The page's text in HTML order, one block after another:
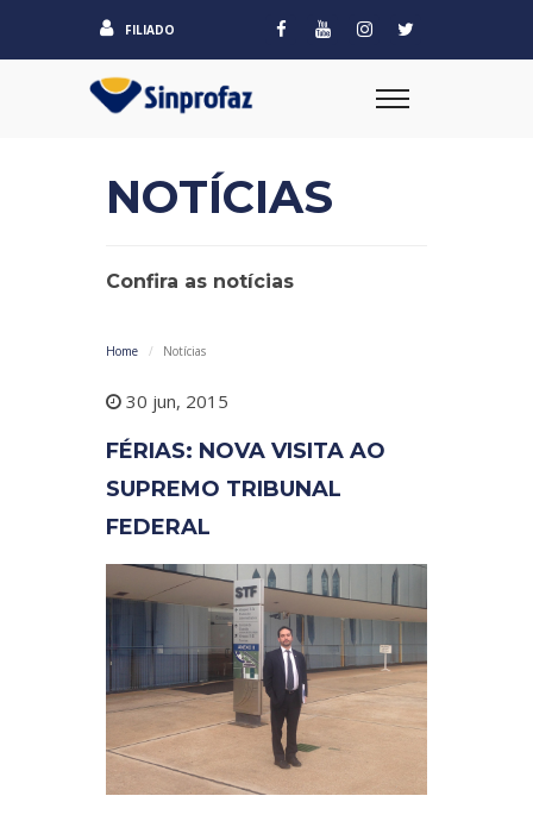
FILIADO
NOTÍCIAS
Confira as notícias
Home Notícias
30 jun, 2015
FÉRIAS: NOVA VISITA AO
SUPREMO TRIBUNAL
FEDERAL